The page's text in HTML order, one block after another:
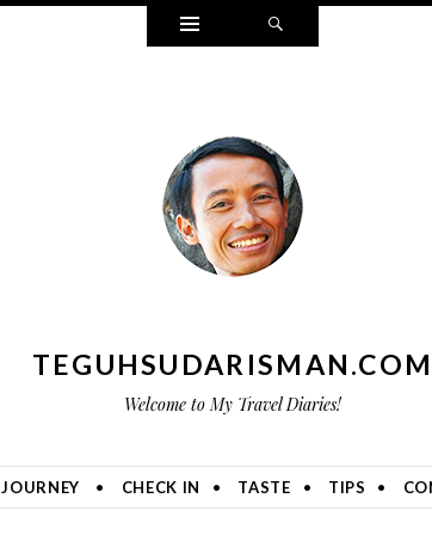
Widgets
TEGUHSUDARISMAN.COM
Welcome to My Travel Diaries!
JOURNEY CHECK IN TASTE TIPS